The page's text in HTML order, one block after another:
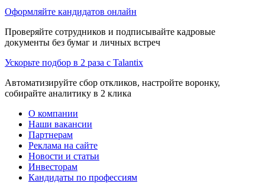
Оформляйте кандидатов онлайн
Проверяйте сотрудников и подписывайте кадровые
документы без бумаг и личных встреч
Ускорьте подбор в 2 раза с Talantix
Автоматизируйте сбор откликов, настройте воронку,
собирайте аналитику в 2 клика
О компании
Наши вакансии
Партнерам
Реклама на сайте
Новости и статьи
Инвесторам
Кандидаты по профессиям